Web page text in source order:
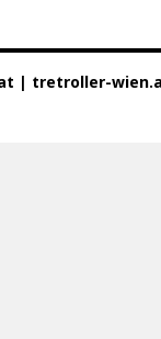
| tretroller-